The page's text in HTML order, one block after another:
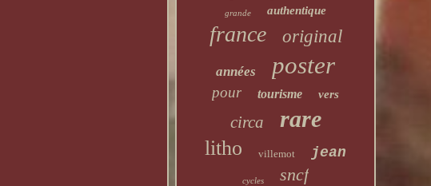
grande authentique
france original
années poster
pour tourisme vers
circa rare
litho villemot jean
cycles sncf